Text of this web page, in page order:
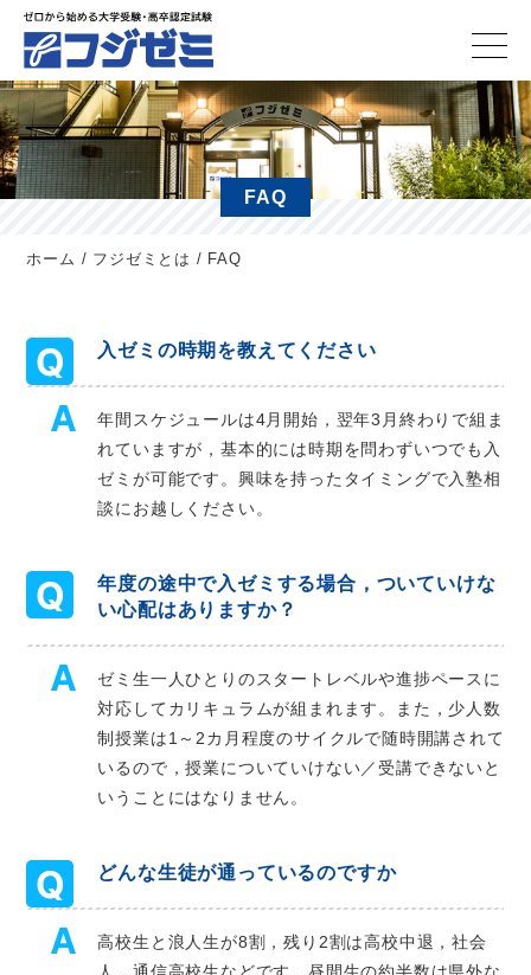
FAQ
ホーム / フジゼミとは / FAQ
入ゼミの時期を教えてください
年間スケジュールは4月開始，翌年3月終わりで組ま
れていますが，基本的には時期を問わずいつでも入
ゼミが可能です。興味を持ったタイミングで入塾相
談にお越しください。
年度の途中で入ゼミする場合，ついていけな
い心配はありますか？
ゼミ生一人ひとりのスタートレベルや進捗ペースに
対応してカリキュラムが組まれます。また，少人数
制授業は1～2カ月程度のサイクルで随時開講されて
いるので，授業についていけない／受講できないと
いうことにはなりません。
どんな生徒が通っているのですか
高校生と浪人生が8割，残り2割は高校中退，社会